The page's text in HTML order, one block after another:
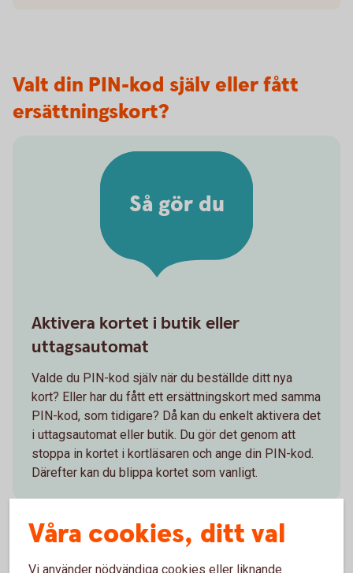
Valt din PIN-kod själv eller fått
ersättningskort?
Så gör du
Aktivera kortet i butik eller
uttagsautomat
Valde du PIN-kod själv när du beställde ditt nya
kort? Eller har du fått ett ersättningskort med samma
PIN-kod, som tidigare? Då kan du enkelt aktivera det
i uttagsautomat eller butik. Du gör det genom att
stoppa in kortet i kortläsaren och ange din PIN-kod.
Därefter kan du blippa kortet som vanligt.
Våra cookies, ditt val
Vi använder nödvändiga cookies eller liknande